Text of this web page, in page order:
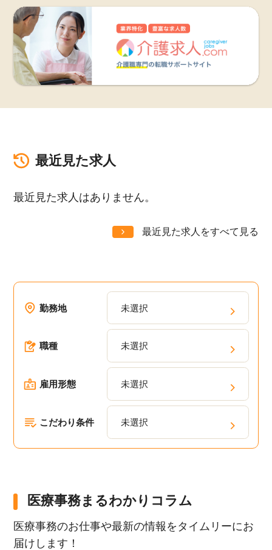
最近見た求人
最近見た求人はありません。
最近見た求人をすべて見る
勤務地 未選択
職種 未選択
雇用形態 未選択
こだわり条件 未選択
医療事務まるわかりコラム
医療事務のお仕事や最新の情報をタイムリーにお
届けします！